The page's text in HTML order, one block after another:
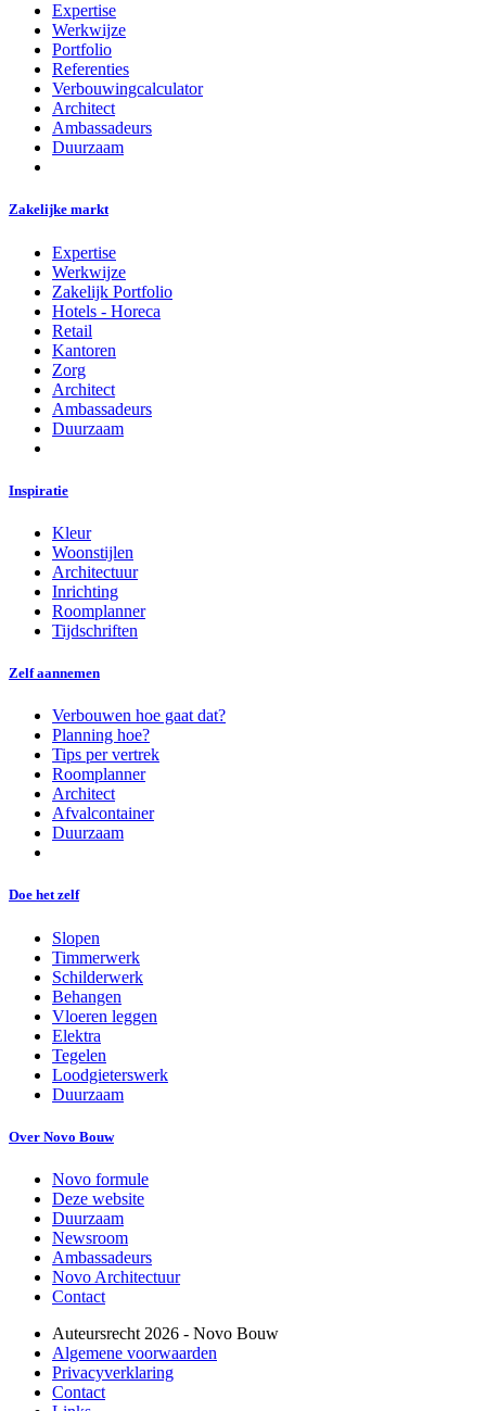
Expertise
Werkwijze
Portfolio
Referenties
Verbouwingcalculator
Architect
Ambassadeurs
Duurzaam
Zakelijke markt
Expertise
Werkwijze
Zakelijk Portfolio
Hotels - Horeca
Retail
Kantoren
Zorg
Architect
Ambassadeurs
Duurzaam
Inspiratie
Kleur
Woonstijlen
Architectuur
Inrichting
Roomplanner
Tijdschriften
Zelf aannemen
Verbouwen hoe gaat dat?
Planning hoe?
Tips per vertrek
Roomplanner
Architect
Afvalcontainer
Duurzaam
Doe het zelf
Slopen
Timmerwerk
Schilderwerk
Behangen
Vloeren leggen
Elektra
Tegelen
Loodgieterswerk
Duurzaam
Over Novo Bouw
Novo formule
Deze website
Duurzaam
Newsroom
Ambassadeurs
Novo Architectuur
Contact
Auteursrecht 2026 - Novo Bouw
Algemene voorwaarden
Privacyverklaring
Contact